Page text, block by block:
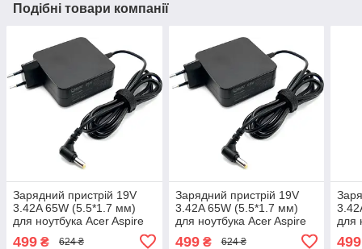
Подібні товари компанії
Зарядний пристрій 19V
3.42A 65W (5.5*1.7 мм)
для ноутбука Acer Aspire
E5-511, E5-511G, E5-511P
499 ₴ 624 ₴
Зарядний пристрій 19V
3.42A 65W (5.5*1.7 мм)
для ноутбука Acer Aspire
V3-572, V3-572G, V3-572P,
499₴ 624 ₴
для
499